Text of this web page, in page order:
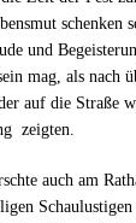
schenken
und
mag, als nach
auf die Straße
zeigten.
auch am
Schaulustigen